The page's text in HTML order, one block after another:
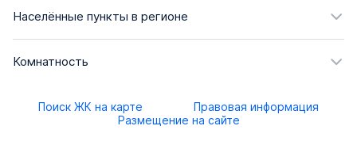
Населённые пункты в регионе
Комнатность
Поиск ЖК на карте
Правовая информация
Размещение на сайте